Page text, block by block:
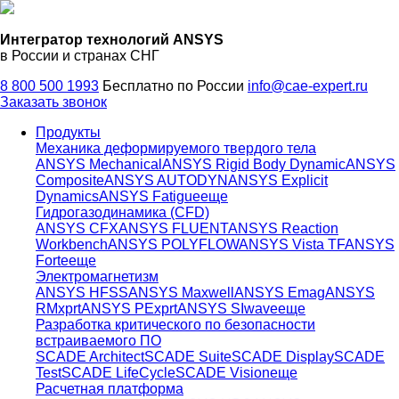
Интегратор технологий ANSYS
в России и странах СНГ
8 800 500 1993 Бесплатно по России info@cae-expert.ru
Заказать звонок
Продукты
Механика деформируемого твердого тела
ANSYS Mechanical ANSYS Rigid Body DynamicANSYS
CompositeANSYS AUTODYNANSYS Explicit
DynamicsANSYS Fatigueеще
Гидрогазодинамика (CFD)
ANSYS CFXANSYS FLUENTANSYS Reaction
WorkbenchANSYS POLYFLOWANSYS Vista TFANSYS
Forteеще
Электромагнетизм
ANSYS HFSSANSYS Maxwell ANSYS EmagANSYS
RMxprtANSYS PExprtANSYS SIwaveеще
Разработка критического по безопасности
встраиваемого ПО
SCADE ArchitectSCADE SuiteSCADE DisplaySCADE
TestSCADE LifeCycleSCADE Visionеще
Расчетная платформа